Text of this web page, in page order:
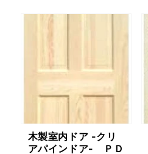
木製室内ドア -クリ
アパインドア- ＰＤ